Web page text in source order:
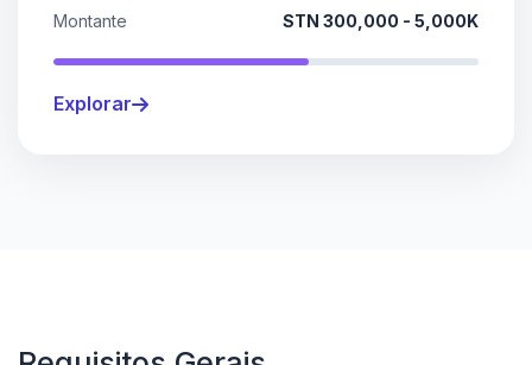
Montante STN 300,000 - 5,000K
Explorar